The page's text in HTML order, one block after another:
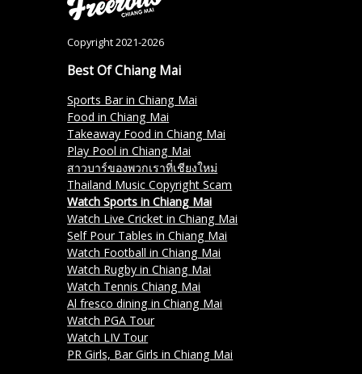
Copyright 2021-2026
Best Of Chiang Mai
Sports Bar in Chiang Mai
Food in Chiang Mai
Takeaway Food in Chiang Mai
Play Pool in Chiang Mai
สาวบาร์ของพวกเราที่เชียงใหม่
Thailand Music Copyright Scam
Watch Sports in Chiang Mai
Watch Live Cricket in Chiang Mai
Self Pour Tables in Chiang Mai
Watch Football in Chiang Mai
Watch Rugby in Chiang Mai
Watch Tennis Chiang Mai
Al fresco dining in Chiang Mai
Watch PGA Tour
Watch LIV Tour
PR Girls, Bar Girls in Chiang Mai